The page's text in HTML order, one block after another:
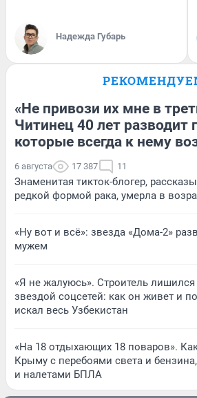
Надежда Губарь
«Не привози их мне в
Читинец 40 лет разводит
которые всегда к нему
6 августа 17 387 11
Знаменитая тикток-блогер,
редкой формой рака, умерла в
«Ну вот и всё»: звезда «Дома-2»
мужем
«Я не жалуюсь». Строитель лишился
звездой соцсетей: как он живет и
искал весь Узбекистан
«На 18 отдыхающих 18 поваров».
Крыму с перебоями света и
и налетами БПЛА